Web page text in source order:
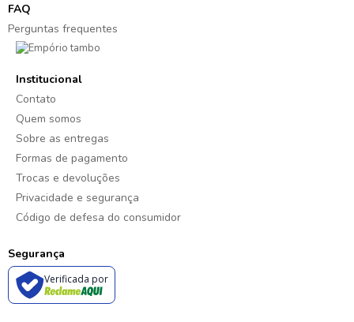
FAQ
Perguntas frequentes
Institucional
Contato
Quem somos
Sobre as entregas
Formas de pagamento
Trocas e devoluções
Privacidade e segurança
Código de defesa do consumidor
Segurança
Verificada por